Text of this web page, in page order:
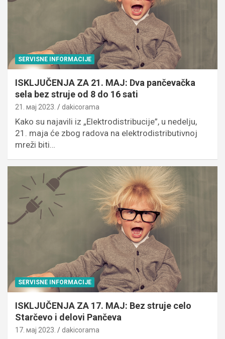
SERVISNE INFORMACIJE
ISKLJUČENJA ZA 21. MAJ: Dva pančevačka
sela bez struje od 8 do 16 sati
21. мај 2023. dakicorama
Kako su najavili iz „Elektrodistribucije”, u nedelju,
21. maja će zbog radova na elektrodistributivnoj
mreži biti…
SERVISNE INFORMACIJE
ISKLJUČENJA ZA 17. MAJ: Bez struje celo
Starčevo i delovi Pančeva
17. мај 2023. dakicorama